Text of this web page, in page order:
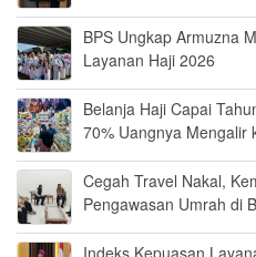
BPS Ungkap Armuzna
Layanan Haji 2026
Belanja Haji Capai
70% Uangnya Mengalir
Cegah Travel Nakal,
Pengawasan Umrah di
Indeks Kepuasan